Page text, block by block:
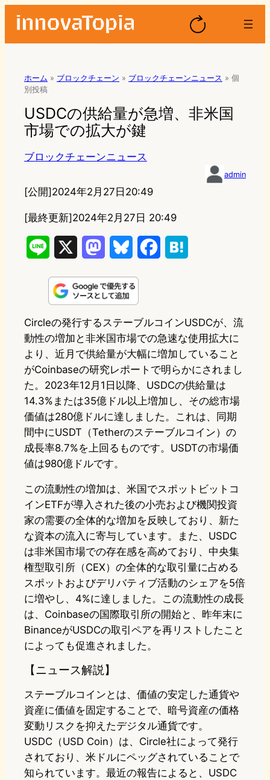
ホーム » ブロックチェーン » ブロックチェーンニュース » 個
別投稿
USDCの供給量が急増、非米国
市場での拡大が鍵
ブロックチェーンニュース
admin
[公開]2024年2月27日20:49
[最終更新]2024年2月27日 20:49
n
s
o
d
o
n
u
s
k
y
b
o
o
k
e
n
a
Circleの発行するステーブルコインUSDCが、流
動性の増加と非米国市場での急速な使用拡大に
より、近月で供給量が大幅に増加していること
がCoinbaseの研究レポートで明らかにされまし
た。2023年12月1日以降、USDCの供給量は
14.3%または35億ドル以上増加し、その総市場
価値は280億ドルに達しました。これは、同期
間中にUSDT（Tetherのステーブルコイン）の
成長率8.7%を上回るものです。USDTの市場価
値は980億ドルです。
この流動性の増加は、米国でスポットビットコ
インETFが導入された後の小売および機関投資
家の需要の全体的な増加を反映しており、新た
な資本の流入に寄与しています。また、USDC
は非米国市場での存在感を高めており、中央集
権型取引所（CEX）の全体的な取引量に占める
スポットおよびデリバティブ活動のシェアを5倍
に増やし、4%に達しました。この流動性の成長
は、Coinbaseの国際取引所の開始と、昨年末に
BinanceがUSDCの取引ペアを再リストしたこと
によっても促進されました。
【ニュース解説】
ステーブルコインとは、価値の安定した通貨や
資産に価値を固定することで、暗号資産の価格
変動リスクを抑えたデジタル通貨です。
USDC（USD Coin）は、Circle社によって発行
されており、米ドルにペッグされていることで
知られています。最近の報告によると、USDC